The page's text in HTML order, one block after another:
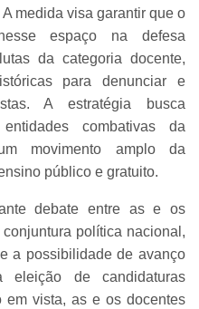
medida visa garantir que o
espaço na defesa
da categoria docente,
para denunciar e
A estratégia busca
combativas da
movimento amplo da
público e gratuito.
debate entre as e os
política nacional,
a possibilidade de avanço
de candidaturas
em vista, as e os docentes